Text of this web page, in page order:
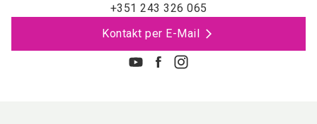
+351 243 326 065
Kontakt per E-Mail